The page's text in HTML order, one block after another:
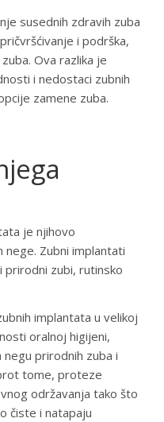
susednih zdravih zuba
i podrška,
Ova razlika je
i nedostaci zubnih
zamene zuba.
je njihovo
Zubni implantati
prirodni zubi, rutinsko
implantata u velikoj
oralnoj higijeni,
prirodnih zuba i
tome, proteze
održavanja tako što
čiste i natapaju